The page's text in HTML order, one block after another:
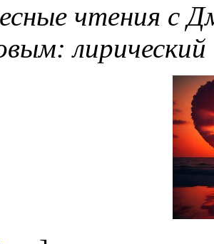
чтения с